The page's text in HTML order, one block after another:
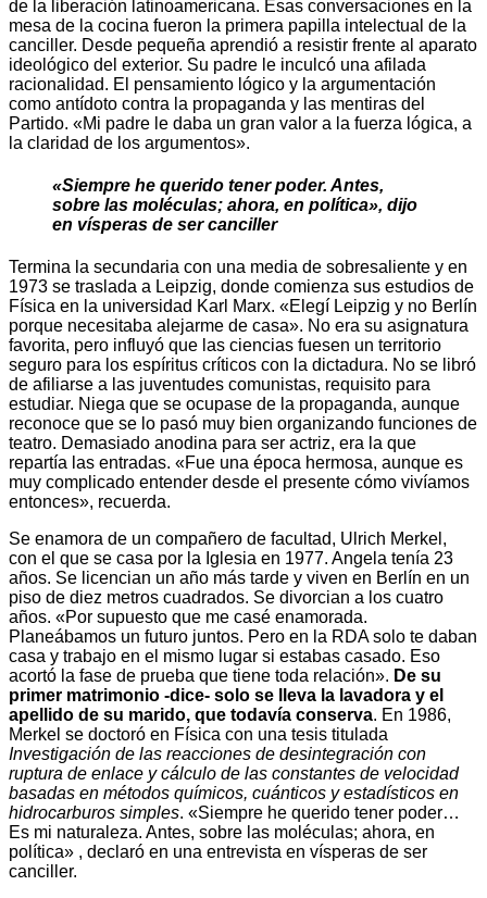
de la liberación latinoamericana. Esas conversaciones en la
mesa de la cocina fueron la primera papilla intelectual de la
canciller. Desde pequeña aprendió a resistir frente al aparato
ideológico del exterior. Su padre le inculcó una afilada
racionalidad. El pensamiento lógico y la argumentación
como antídoto contra la propaganda y las mentiras del
Partido. «Mi padre le daba un gran valor a la fuerza lógica, a
la claridad de los argumentos».
«Siempre he querido tener poder. Antes,
sobre las moléculas; ahora, en política», dijo
en vísperas de ser canciller
Termina la secundaria con una media de sobresaliente y en
1973 se traslada a Leipzig, donde comienza sus estudios de
Física en la universidad Karl Marx. «Elegí Leipzig y no Berlín
porque necesitaba alejarme de casa». No era su asignatura
favorita, pero influyó que las ciencias fuesen un territorio
seguro para los espíritus críticos con la dictadura. No se libró
de afiliarse a las juventudes comunistas, requisito para
estudiar. Niega que se ocupase de la propaganda, aunque
reconoce que se lo pasó muy bien organizando funciones de
teatro. Demasiado anodina para ser actriz, era la que
repartía las entradas. «Fue una época hermosa, aunque es
muy complicado entender desde el presente cómo vivíamos
entonces», recuerda.
Se enamora de un compañero de facultad, Ulrich Merkel,
con el que se casa por la Iglesia en 1977. Angela tenía 23
años. Se licencian un año más tarde y viven en Berlín en un
piso de diez metros cuadrados. Se divorcian a los cuatro
años. «Por supuesto que me casé enamorada.
Planeábamos un futuro juntos. Pero en la RDA solo te daban
casa y trabajo en el mismo lugar si estabas casado. Eso
acortó la fase de prueba que tiene toda relación». De su
primer matrimonio -dice- solo se lleva la lavadora y el
apellido de su marido, que todavía conserva. En 1986,
Merkel se doctoró en Física con una tesis titulada
Investigación de las reacciones de desintegración con
ruptura de enlace y cálculo de las constantes de velocidad
basadas en métodos químicos, cuánticos y estadísticos en
hidrocarburos simples. «Siempre he querido tener poder…
Es mi naturaleza. Antes, sobre las moléculas; ahora, en
política» , declaró en una entrevista en vísperas de ser
canciller.